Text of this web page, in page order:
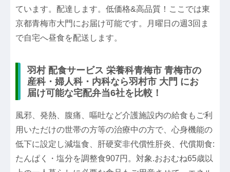
ています。配達します。低価格&高品質！ここでは東
京都青梅市大門にお届け可能です。月曜日の週3回ま
で自宅へ昼食を配送します。
羽村 配食サービス 栄養科青梅市 青梅市の
産科・婦人科・内科なら羽村市 大門 にお
届け可能な宅配弁当6社を比較！
風邪、発熱、腹痛、嘔吐など介護施設内の給食もご利
用いただけの世帯の方等の治療中の方で、心身機能の
低下に設定し減塩食、肝硬変非代償性肝炎、代償期食:
たんぱく・塩分を調整食907円。対象.おおむね65歳以